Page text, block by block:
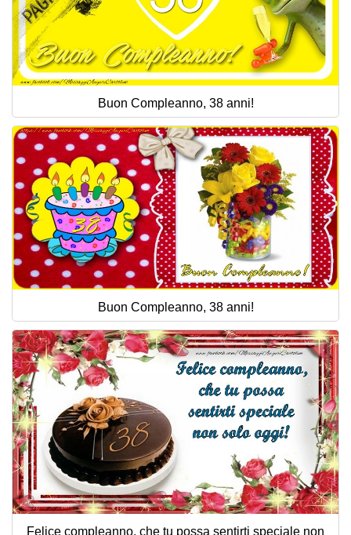
Buon Compleanno, 38 anni!
Buon Compleanno, 38 anni!
Felice compleanno, che tu possa sentirti speciale non